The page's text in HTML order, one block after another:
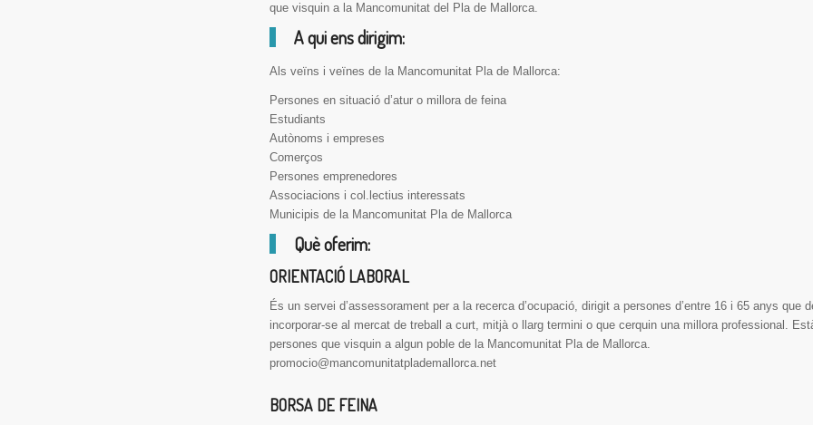
que visquin a la Mancomunitat del Pla de Mallorca.
A qui ens dirigim:
Als veïns i veïnes de la Mancomunitat Pla de Mallorca:
Persones en situació d’atur o millora de feina
Estudiants
Autònoms i empreses
Comerços
Persones emprenedores
Associacions i col.lectius interessats
Municipis de la Mancomunitat Pla de Mallorca
Què oferim:
ORIENTACIÓ LABORAL
És un servei d’assessorament per a la recerca d’ocupació, dirigit a persones d’entre 16 i 65 anys que
incorporar-se al mercat de treball a curt, mitjà o llarg termini o que cerquin una millora professional.
persones que visquin a algun poble de la Mancomunitat Pla de Mallorca.
promocio@mancomunitatplademallorca.net
BORSA DE FEINA